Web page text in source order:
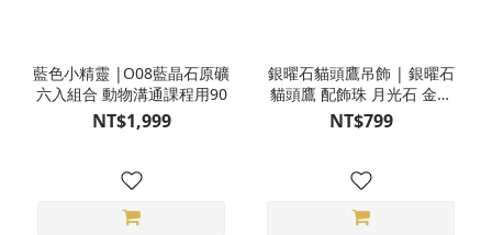
藍色小精靈 |O08藍晶石原礦
六入組合 動物溝通課程用90
NT$1,999
銀曜石貓頭鷹吊飾 | 銀曜石
貓頭鷹 配飾珠 月光石 金沙
黑曜 白水晶 中國結 天然石
吊飾 車掛(黑) S24AA30-901-
NT$799